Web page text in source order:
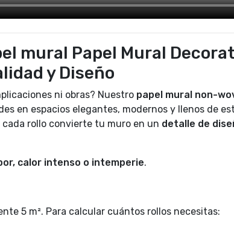
mural Papel Mural
y Diseño
ni obras? Nuestro papel mural non-
en espacios elegantes, modernos y llenos de
cada rollo convierte tu muro en un detalle de
calor intenso o intemperie.
5 m². Para calcular cuántos rollos necesitas: